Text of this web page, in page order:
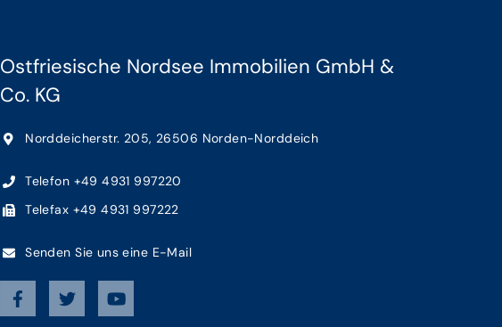
Ostfriesische Nordsee Immobilien GmbH &
Co. KG
Norddeicherstr. 205, 26506 Norden-Norddeich
Telefon +49 4931 997220
Telefax +49 4931 997222
Senden Sie uns eine E-Mail